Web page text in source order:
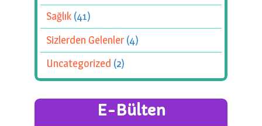
Sağlık (41)
Sizlerden Gelenler(4)
Uncategorized (2)
E-Bülten